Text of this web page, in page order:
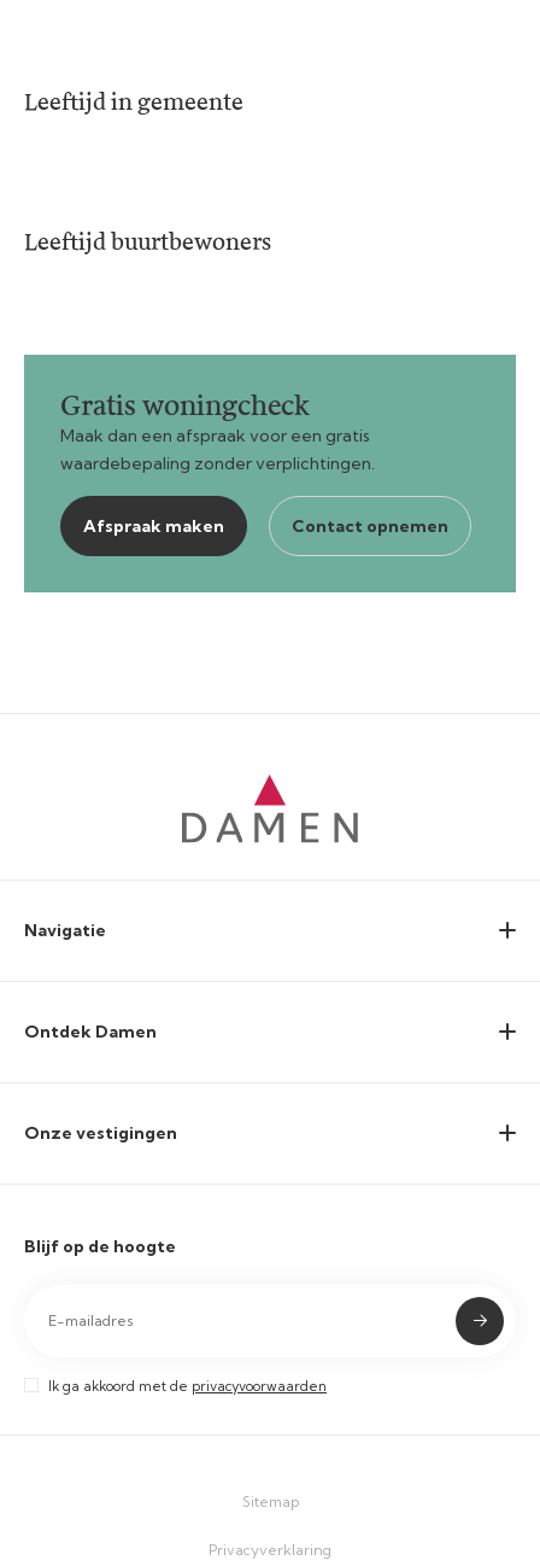
Leeftijd in gemeente
Leeftijd buurtbewoners
Gratis woningcheck
Maak dan een afspraak voor een gratis
waardebepaling zonder verplichtingen.
Afspraak maken Contact opnemen
Navigatie
Ontdek Damen
Onze vestigingen
Blijf op de hoogte
Ik ga akkoord met de privacyvoorwaarden
Sitemap
Privacyverklaring